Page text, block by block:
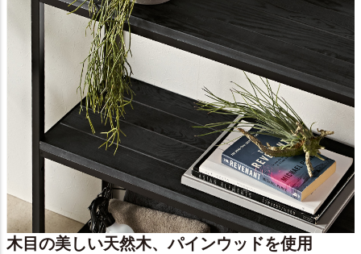
木目の美しい天然木、パインウッドを使用